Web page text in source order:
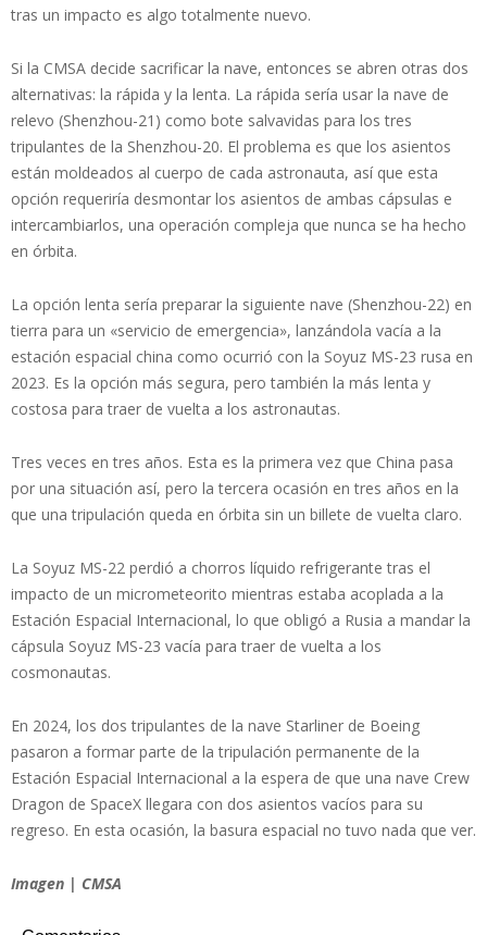
tras un impacto es algo totalmente nuevo.
Si la CMSA decide sacrificar la nave, entonces se abren otras dos
alternativas: la rápida y la lenta. La rápida sería usar la nave de
relevo (Shenzhou-21) como bote salvavidas para los tres
tripulantes de la Shenzhou-20. El problema es que los asientos
están moldeados al cuerpo de cada astronauta, así que esta
opción requeriría desmontar los asientos de ambas cápsulas e
intercambiarlos, una operación compleja que nunca se ha hecho
en órbita.
La opción lenta sería preparar la siguiente nave (Shenzhou-22) en
tierra para un «servicio de emergencia», lanzándola vacía a la
estación espacial china como ocurrió con la Soyuz MS-23 rusa en
2023. Es la opción más segura, pero también la más lenta y
costosa para traer de vuelta a los astronautas.
Tres veces en tres años. Esta es la primera vez que China pasa
por una situación así, pero la tercera ocasión en tres años en la
que una tripulación queda en órbita sin un billete de vuelta claro.
La Soyuz MS-22 perdió a chorros líquido refrigerante tras el
impacto de un micrometeorito mientras estaba acoplada a la
Estación Espacial Internacional, lo que obligó a Rusia a mandar la
cápsula Soyuz MS-23 vacía para traer de vuelta a los
cosmonautas.
En 2024, los dos tripulantes de la nave Starliner de Boeing
pasaron a formar parte de la tripulación permanente de la
Estación Espacial Internacional a la espera de que una nave Crew
Dragon de SpaceX llegara con dos asientos vacíos para su
regreso. En esta ocasión, la basura espacial no tuvo nada que ver.
Imagen | CMSA